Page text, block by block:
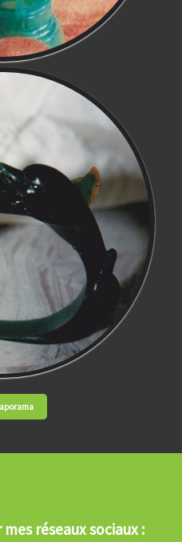
réseaux sociaux :